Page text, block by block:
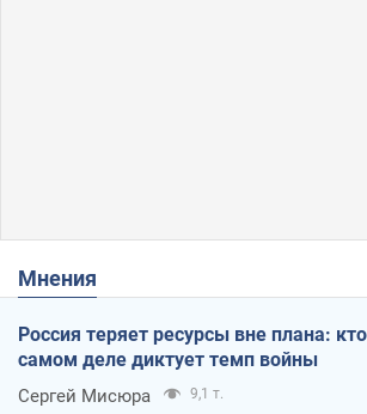
Мнения
Россия теряет ресурсы вне плана:
самом деле диктует темп войны
Сергей Мисюра 9,1 т.